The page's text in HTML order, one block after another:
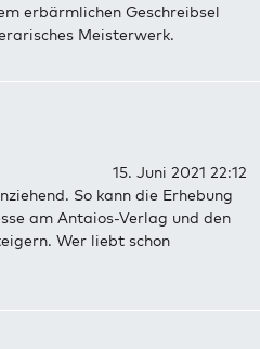
erbärmlichen Geschreibsel
Meisterwerk.
15. Juni 2021 22:12
So kann die Erhebung
am Antaios-Verlag und den
Wer liebt schon